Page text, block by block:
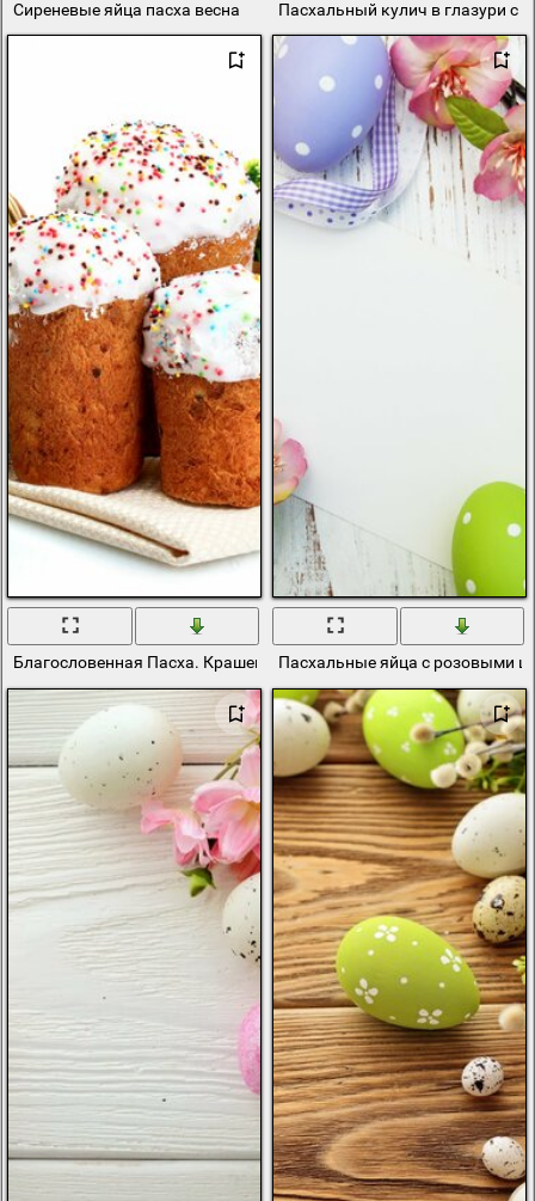
Сиреневые яйца пасха весна Пасхальный кулич в глазури с
Благословенная Пасха. Крашенные яйца, кулич и цветы
Пасхальные яйца с розовыми